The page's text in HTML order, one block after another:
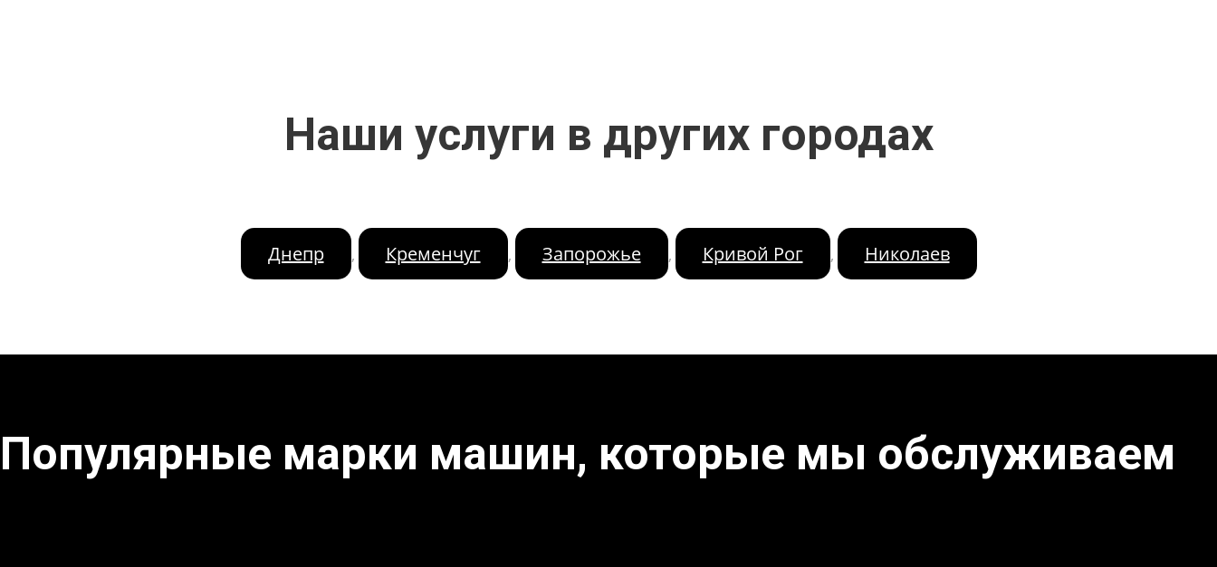
Наши услуги в других городах
Днепр , Кременчуг , Запорожье , Кривой Рог , Николаев
Популярные марки машин, которые мы обслуживаем